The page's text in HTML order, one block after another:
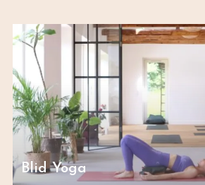
Blid Yoga